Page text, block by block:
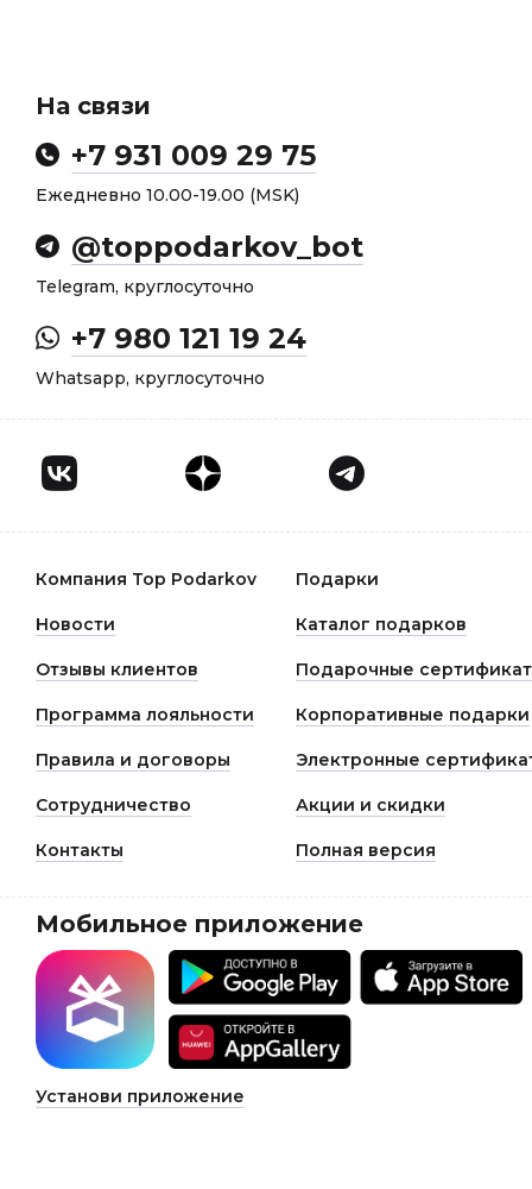
На связи
+7 931 009 29 75
Ежедневно 10.00-19.00 (MSK)
@toppodarkov_bot
Telegram, круглосуточно
+7 980 121 19 24
Whatsapp, круглосуточно
Компания Top Podarkov Подарки
Новости Каталог подарков
Отзывы клиентов Подарочные
Программа лояльности Корпоративные подарки
Правила и договоры Электронные
Сотрудничество Акции и скидки
Контакты Полная версия
Мобильное приложение
Установи приложение